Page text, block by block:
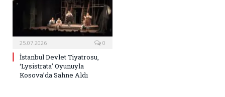
25.07.2026 0
İstanbul Devlet Tiyatrosu,
‘Lysistrata’ Oyunuyla
Kosova’da Sahne Aldı